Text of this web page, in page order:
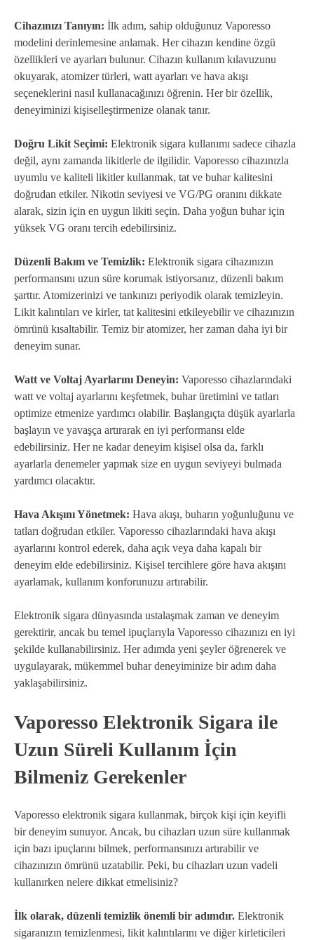
Cihazınızı Tanıyın: İlk adım, sahip olduğunuz Vaporesso
modelini derinlemesine anlamak. Her cihazın kendine özgü
özellikleri ve ayarları bulunur. Cihazın kullanım kılavuzunu
okuyarak, atomizer türleri, watt ayarları ve hava akışı
seçeneklerini nasıl kullanacağınızı öğrenin. Her bir özellik,
deneyiminizi kişiselleştirmenize olanak tanır.
Doğru Likit Seçimi: Elektronik sigara kullanımı sadece cihazla
değil, aynı zamanda likitlerle de ilgilidir. Vaporesso cihazınızla
uyumlu ve kaliteli likitler kullanmak, tat ve buhar kalitesini
doğrudan etkiler. Nikotin seviyesi ve VG/PG oranını dikkate
alarak, sizin için en uygun likiti seçin. Daha yoğun buhar için
yüksek VG oranı tercih edebilirsiniz.
Düzenli Bakım ve Temizlik: Elektronik sigara cihazınızın
performansını uzun süre korumak istiyorsanız, düzenli bakım
şarttır. Atomizerinizi ve tankınızı periyodik olarak temizleyin.
Likit kalıntıları ve kirler, tat kalitesini etkileyebilir ve cihazınızın
ömrünü kısaltabilir. Temiz bir atomizer, her zaman daha iyi bir
deneyim sunar.
Watt ve Voltaj Ayarlarını Deneyin: Vaporesso cihazlarındaki
watt ve voltaj ayarlarını keşfetmek, buhar üretimini ve tatları
optimize etmenize yardımcı olabilir. Başlangıçta düşük ayarlarla
başlayın ve yavaşça artırarak en iyi performansı elde
edebilirsiniz. Her ne kadar deneyim kişisel olsa da, farklı
ayarlarla denemeler yapmak size en uygun seviyeyi bulmada
yardımcı olacaktır.
Hava Akışını Yönetmek: Hava akışı, buharın yoğunluğunu ve
tatları doğrudan etkiler. Vaporesso cihazlarındaki hava akışı
ayarlarını kontrol ederek, daha açık veya daha kapalı bir
deneyim elde edebilirsiniz. Kişisel tercihlere göre hava akışını
ayarlamak, kullanım konforunuzu artırabilir.
Elektronik sigara dünyasında ustalaşmak zaman ve deneyim
gerektirir, ancak bu temel ipuçlarıyla Vaporesso cihazınızı en iyi
şekilde kullanabilirsiniz. Her adımda yeni şeyler öğrenerek ve
uygulayarak, mükemmel buhar deneyiminize bir adım daha
yaklaşabilirsiniz.
Vaporesso Elektronik Sigara ile
Uzun Süreli Kullanım İçin
Bilmeniz Gerekenler
Vaporesso elektronik sigara kullanmak, birçok kişi için keyifli
bir deneyim sunuyor. Ancak, bu cihazları uzun süre kullanmak
için bazı ipuçlarını bilmek, performansınızı artırabilir ve
cihazınızın ömrünü uzatabilir. Peki, bu cihazları uzun vadeli
kullanırken nelere dikkat etmelisiniz?
İlk olarak, düzenli temizlik önemli bir adımdır. Elektronik
sigaranızın temizlenmesi, likit kalıntılarını ve diğer kirleticileri